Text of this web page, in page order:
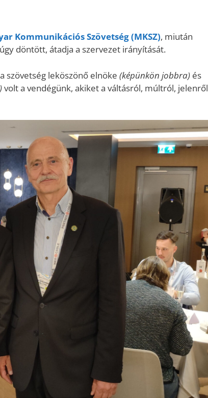
Kommunikációs Szövetség (MKSZ), miután
döntött, átadja a szervezet irányítását.
szövetség leköszönő elnöke (képünkön jobbra) és
volt a vendégünk, akiket a váltásról, múltról, jelenről